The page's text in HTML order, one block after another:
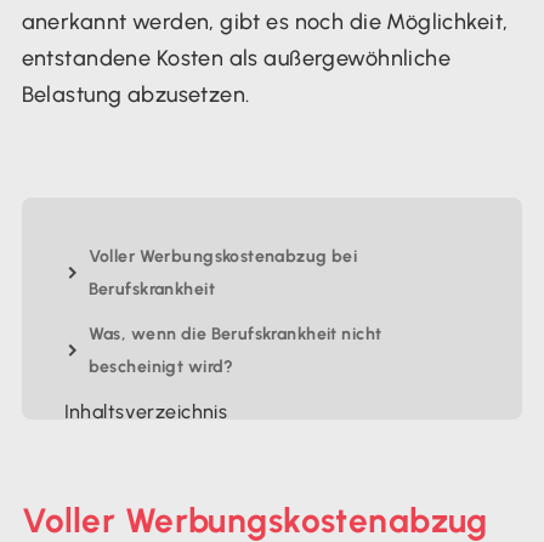
anerkannt werden, gibt es noch die Möglichkeit,
entstandene Kosten als außergewöhnliche
Belastung abzusetzen.
Voller Werbungskostenabzug bei
Berufskrankheit
Was, wenn die Berufskrankheit nicht
bescheinigt wird?
Inhaltsverzeichnis
Voller Werbungskostenabzug